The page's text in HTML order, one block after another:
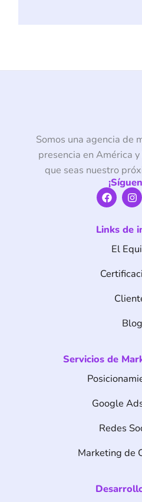
Somos una agencia de
presencia en América y
que seas nuestro
F
a
c
b
I
n
s
a
r
m
Links de
El
Blog
Servicios de
Google
Redes
Marketing de